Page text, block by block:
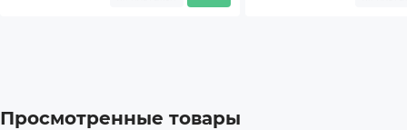
Размеры товара (без упаковки), мм
Просмотренные товары